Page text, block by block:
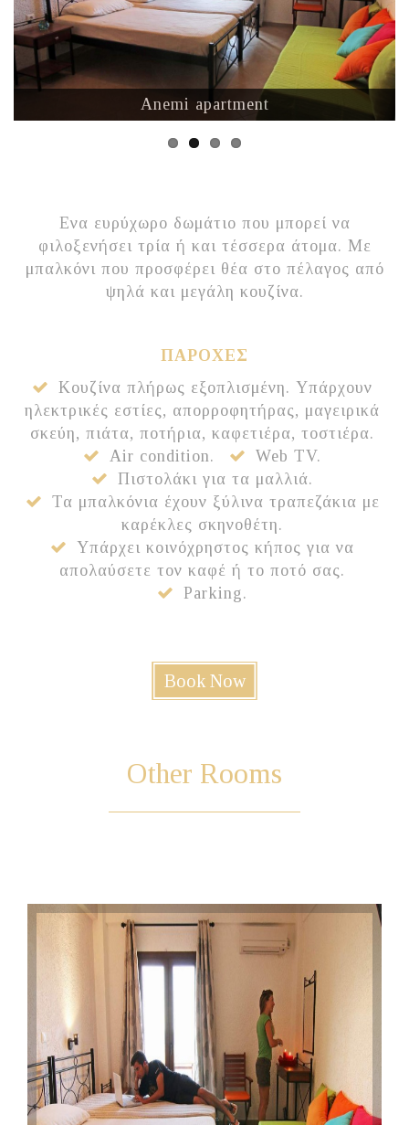
Anemi apartment
Ενα ευρύχωρο δωμάτιο που μπορεί να
φιλοξενήσει τρία ή και τέσσερα άτομα. Με
μπαλκόνι που προσφέρει θέα στο πέλαγος από
ψηλά και μεγάλη κουζίνα.
ΠΑΡΟΧΕΣ
Κουζίνα πλήρως εξοπλισμένη. Yπάρχουν
ηλεκτρικές εστίες, απορροφητήρας, μαγειρικά
σκεύη, πιάτα, ποτήρια, καφετιέρα, τοστιέρα.
Air condition.
Web TV.
Πιστολάκι για τα μαλλιά.
Τα μπαλκόνια έχουν ξύλινα τραπεζάκια με
καρέκλες σκηνοθέτη.
Υπάρχει κοινόχρηστος κήπος για να
απολαύσετε τον καφέ ή το ποτό σας.
Parking.
Book Now
Other Rooms